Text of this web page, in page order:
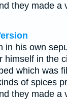
they made a
in his own
himself in the
which was
of spices
they made a